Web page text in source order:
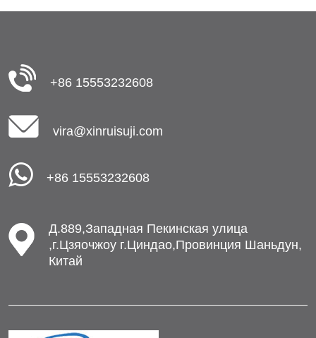
+86 15553232608
vira@xinruisuji.com
+86 15553232608
Д.889,Западная Пекинская улица
,г.Цзяочжоу г.Циндао,Провинция Шаньдун,
Китай